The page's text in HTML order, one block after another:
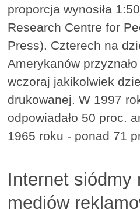
proporcja wynosiła
Research Centre for
Press). Czterech na
Amerykanów
wczoraj jakikolwiek
drukowanej. W 1997
odpowiadało 50 proc.
1965 roku - ponad 71
Internet siódmy
mediów